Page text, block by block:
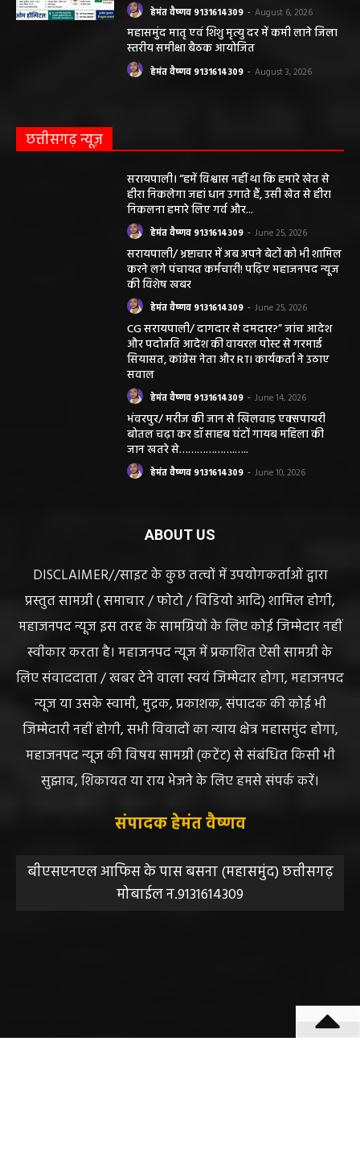
हेमंत वैष्णव 9131614309 - August 6, 2026
महासमुंद मातृ एवं शिशु मृत्यु दर में कमी लाने जिला
स्तरीय समीक्षा बैठक आयोजित
हेमंत वैष्णव 9131614309 - August 3, 2026
छत्तीसगढ़ न्यूज़
सरायपाली। “हमें विश्वास नहीं था कि हमारे खेत से
हीरा निकलेगा जहां धान उगाते हैं, उसी खेत से हीरा
निकलना हमारे लिए गर्व और...
हेमंत वैष्णव 9131614309 - June 25, 2026
सरायपाली/ भ्रष्टाचार में अब अपने बेटों को भी शामिल
करने लगे पंचायत कर्मचारी! पढ़िए महाजनपद न्यूज
की विशेष खबर
हेमंत वैष्णव 9131614309 - June 25, 2026
CG सरायपाली/ दागदार से दमदार?” जांच आदेश
और पदोन्नति आदेश की वायरल पोस्ट से गरमाई
सियासत, कांग्रेस नेता और RTI कार्यकर्ता ने उठाए
सवाल
हेमंत वैष्णव 9131614309 - June 14, 2026
भंवरपुर/ मरीज की जान से खिलवाड़ एक्सपायरी
बोतल चढ़ा कर डॉ साहब घंटों गायब महिला की
जान खतरे से……………….…..
हेमंत वैष्णव 9131614309 - June 10, 2026
ABOUT US
DISCLAIMER//साइट के कुछ तत्वों में उपयोगकर्ताओं द्वारा
प्रस्तुत सामग्री ( समाचार / फोटो / विडियो आदि) शामिल होगी,
महाजनपद न्यूज इस तरह के सामग्रियों के लिए कोई जिम्मेदार नहीं
स्वीकार करता है। महाजनपद न्यूज में प्रकाशित ऐसी सामग्री के
लिए संवाददाता / खबर देने वाला स्वयं जिम्मेदार होगा, महाजनपद
न्यूज या उसके स्वामी, मुद्रक, प्रकाशक, संपादक की कोई भी
जिम्मेदारी नहीं होगी, सभी विवादों का न्याय क्षेत्र महासमुंद होगा,
महाजनपद न्यूज की विषय सामग्री (कटेंट) से संबंधित किसी भी
सुझाव, शिकायत या राय भेजने के लिए हमसे संपर्क करें।
संपादक हेमंत वैष्णव
बीएसएनएल आफिस के पास बसना (महासमुंद) छत्तीसगढ़
मोबाईल न.9131614309